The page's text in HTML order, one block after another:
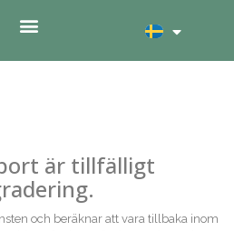
är tillfälligt
och beräknar att vara tillbaka inom